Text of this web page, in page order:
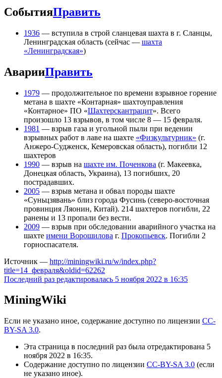
СобытияПравить
1936 — вступила в строй сланцевая шахта в г. Сланцы,
Ленинградская область (сейчас — шахта
«Ленинградская»)
АварииПравить
1979 — продолжительное по времени взрывное горение
метана в шахте «Контарная» шахтоуправления
«Контарное» ПО «Шахтерскантрацит». Всего
произошло 13 взрывов, в том числе 8 — 15 февраля.
1981 — взрыв газа и угольной пыли при ведении
взрывных работ в лаве на шахте «Физкультурник» (г.
Анжеро-Судженск, Кемеровская область), погибли 12
шахтеров
1990 — взрыв на шахте им. Поченкова (г. Макеевка,
Донецкая область, Украина), 13 погибших, 20
пострадавших.
2005 — взрыв метана и обвал породы шахте
«Суньцзявань» близ города Фусинь (северо-восточная
провинция Ляонин, Китай). 214 шахтеров погибли, 22
ранены и 13 пропали без вести.
2009 — взрыв при обследовании аварийного участка на
шахте имени Ворошилова г. Прокопьевск. Погибли 2
горноспасателя.
Источник — http://miningwiki.ru/w/index.php?
title=14_февраля&oldid=62262
Последний раз редактировалась 5 ноября 2022 в 16:35
MiningWiki
Если не указано иное, содержание доступно по лицензии CC-
BY-SA 3.0.
Эта страница в последний раз была отредактирована 5
ноября 2022 в 16:35.
Содержание доступно по лицензии CC-BY-SA 3.0 (если
не указано иное).